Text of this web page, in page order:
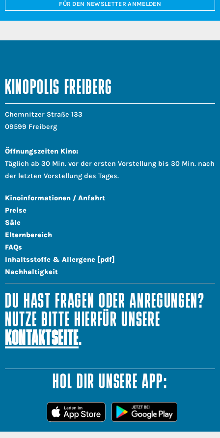
FÜR DEN NEWSLETTER ANMELDEN
KINOPOLIS FREIBERG
Chemnitzer Straße 133
09599 Freiberg
Öffnungszeiten Kino:
Täglich ab 30 Min. vor der ersten Vorstellung bis 30 Min. nach
der letzten Vorstellung des Tages.
Kinoinformationen / Anfahrt
Preise
Säle
Elternbereich
FAQs
Inhaltsstoffe & Allergene [pdf]
Nachhaltigkeit
DU HAST FRAGEN ODER ANREGUNGEN?
NUTZE BITTE HIERFÜR UNSERE
KONTAKTSEITE.
HOL DIR UNSERE APP: